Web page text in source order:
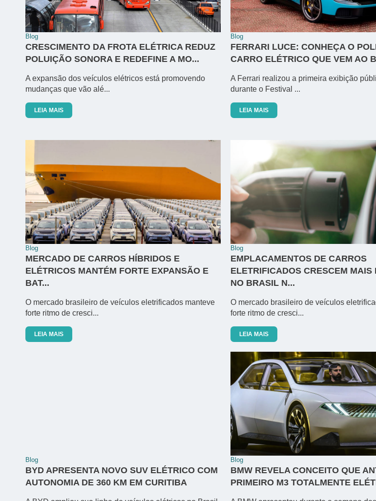
Blog
CRESCIMENTO DA FROTA ELÉTRICA REDUZ
POLUIÇÃO SONORA E REDEFINE A MO...
A expansão dos veículos elétricos está promovendo
mudanças que vão alé...
LEIA MAIS
Blog
FERRARI LUCE: CONHEÇA O
CARRO ELÉTRICO QUE VEM AO
A Ferrari realizou a primeira exibição
durante o Festival ...
LEIA MAIS
Blog
MERCADO DE CARROS HÍBRIDOS E
ELÉTRICOS MANTÉM FORTE EXPANSÃO E
BAT...
O mercado brasileiro de veículos eletrificados manteve
forte ritmo de cresci...
LEIA MAIS
Blog
EMPLACAMENTOS DE CARROS
ELETRIFICADOS CRESCEM MAIS
NO BRASIL N...
O mercado brasileiro de veículos
forte ritmo de cresci...
LEIA MAIS
Blog
BYD APRESENTA NOVO SUV ELÉTRICO COM
AUTONOMIA DE 360 KM EM CURITIBA
Blog
BMW REVELA CONCEITO QUE
PRIMEIRO M3 TOTALMENTE